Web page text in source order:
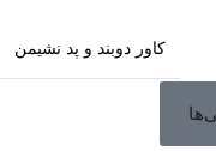
کاور دوبند و پد نشیمن